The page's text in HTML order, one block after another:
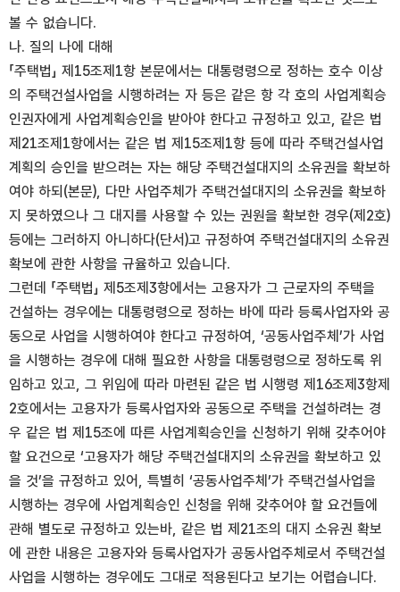
볼 수 없습니다.
나. 질의 나에 대해
「주택법」 제15조제1항 본문에서는 대통령령으로 정하는 호수 이상
의 주택건설사업을 시행하려는 자 등은 같은 항 각 호의 사업계획승
인권자에게 사업계획승인을 받아야 한다고 규정하고 있고, 같은 법
제21조제1항에서는 같은 법 제15조제1항 등에 따라 주택건설사업
계획의 승인을 받으려는 자는 해당 주택건설대지의 소유권을 확보하
여야 하되(본문), 다만 사업주체가 주택건설대지의 소유권을 확보하
지 못하였으나 그 대지를 사용할 수 있는 권원을 확보한 경우(제2호)
등에는 그러하지 아니하다(단서)고 규정하여 주택건설대지의 소유권
확보에 관한 사항을 규율하고 있습니다.
그런데 「주택법」 제5조제3항에서는 고용자가 그 근로자의 주택을
건설하는 경우에는 대통령령으로 정하는 바에 따라 등록사업자와 공
동으로 사업을 시행하여야 한다고 규정하여, ‘공동사업주체’가 사업
을 시행하는 경우에 대해 필요한 사항을 대통령령으로 정하도록 위
임하고 있고, 그 위임에 따라 마련된 같은 법 시행령 제16조제3항제
2호에서는 고용자가 등록사업자와 공동으로 주택을 건설하려는 경
우 같은 법 제15조에 따른 사업계획승인을 신청하기 위해 갖추어야
할 요건으로 ‘고용자가 해당 주택건설대지의 소유권을 확보하고 있
을 것’을 규정하고 있어, 특별히 ‘공동사업주체’가 주택건설사업을
시행하는 경우에 사업계획승인 신청을 위해 갖추어야 할 요건들에
관해 별도로 규정하고 있는바, 같은 법 제21조의 대지 소유권 확보
에 관한 내용은 고용자와 등록사업자가 공동사업주체로서 주택건설
사업을 시행하는 경우에도 그대로 적용된다고 보기는 어렵습니다.